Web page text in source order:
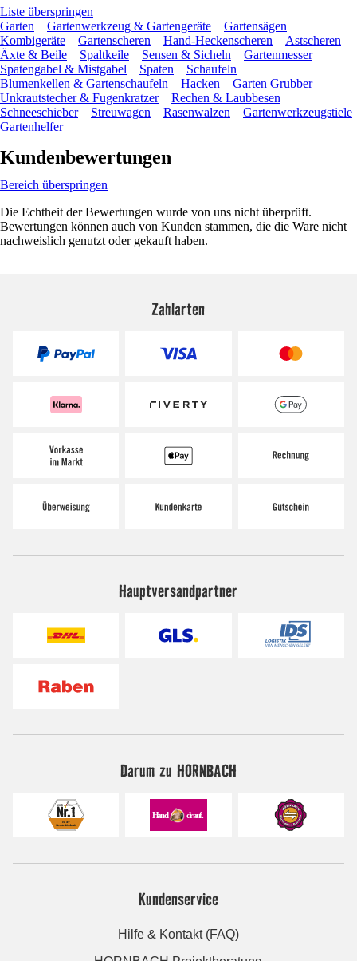
Liste überspringen
Garten
Gartenwerkzeug & Gartengeräte
Gartensägen
Kombigeräte
Gartenscheren Hand-Heckenscheren
Astscheren
Äxte & Beile
Spaltkeile Sensen & Sicheln
Gartenmesser
Spatengabel & Mistgabel
Spaten
Schaufeln
Blumenkellen & Gartenschaufeln
Hacken
Garten Grubber
Unkrautstecher & Fugenkratzer
Rechen & Laubbesen
Schneeschieber
Streuwagen Rasenwalzen
Gartenwerkzeugstiele
Gartenhelfer
Kundenbewertungen
Bereich überspringen
Die Echtheit der Bewertungen wurde von uns nicht überprüft.
Bewertungen können auch von Kunden stammen, die die Ware nicht
nachweislich genutzt oder gekauft haben.
Zahlarten
Hauptversandpartner
Darum zu HORNBACH
Kundenservice
Hilfe & Kontakt (FAQ)